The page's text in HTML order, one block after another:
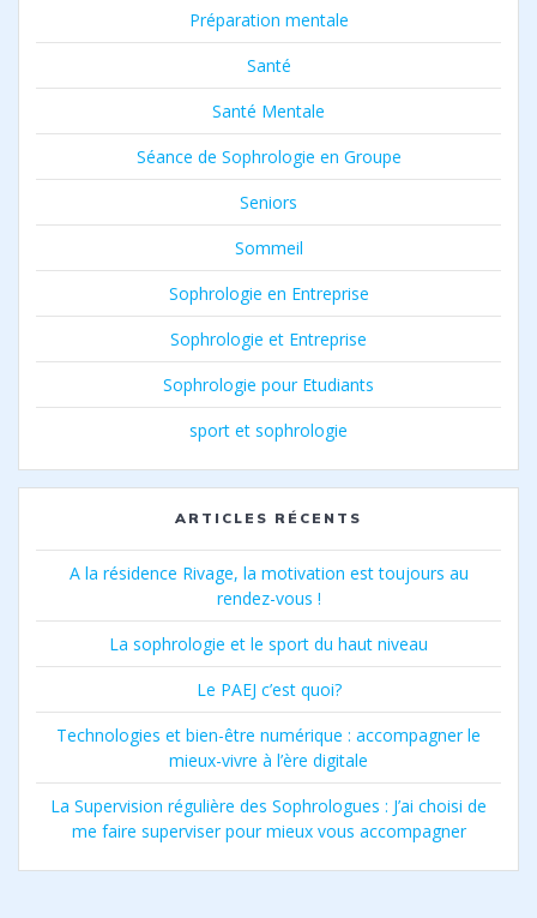
Préparation mentale
Santé
Santé Mentale
Séance de Sophrologie en Groupe
Seniors
Sommeil
Sophrologie en Entreprise
Sophrologie et Entreprise
Sophrologie pour Etudiants
sport et sophrologie
ARTICLES RÉCENTS
A la résidence Rivage, la motivation est toujours au
rendez-vous !
La sophrologie et le sport du haut niveau
Le PAEJ c’est quoi?
Technologies et bien-être numérique : accompagner le
mieux-vivre à l’ère digitale
La Supervision régulière des Sophrologues : J’ai choisi de
me faire superviser pour mieux vous accompagner